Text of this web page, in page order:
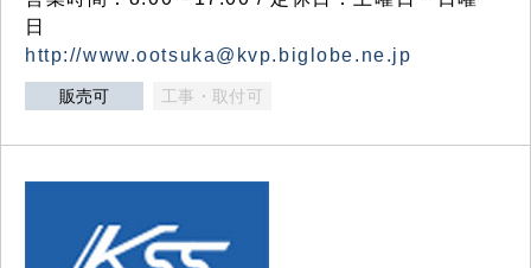
日
http://www.ootsuka@kvp.biglobe.ne.jp
販売可 工事・取付可